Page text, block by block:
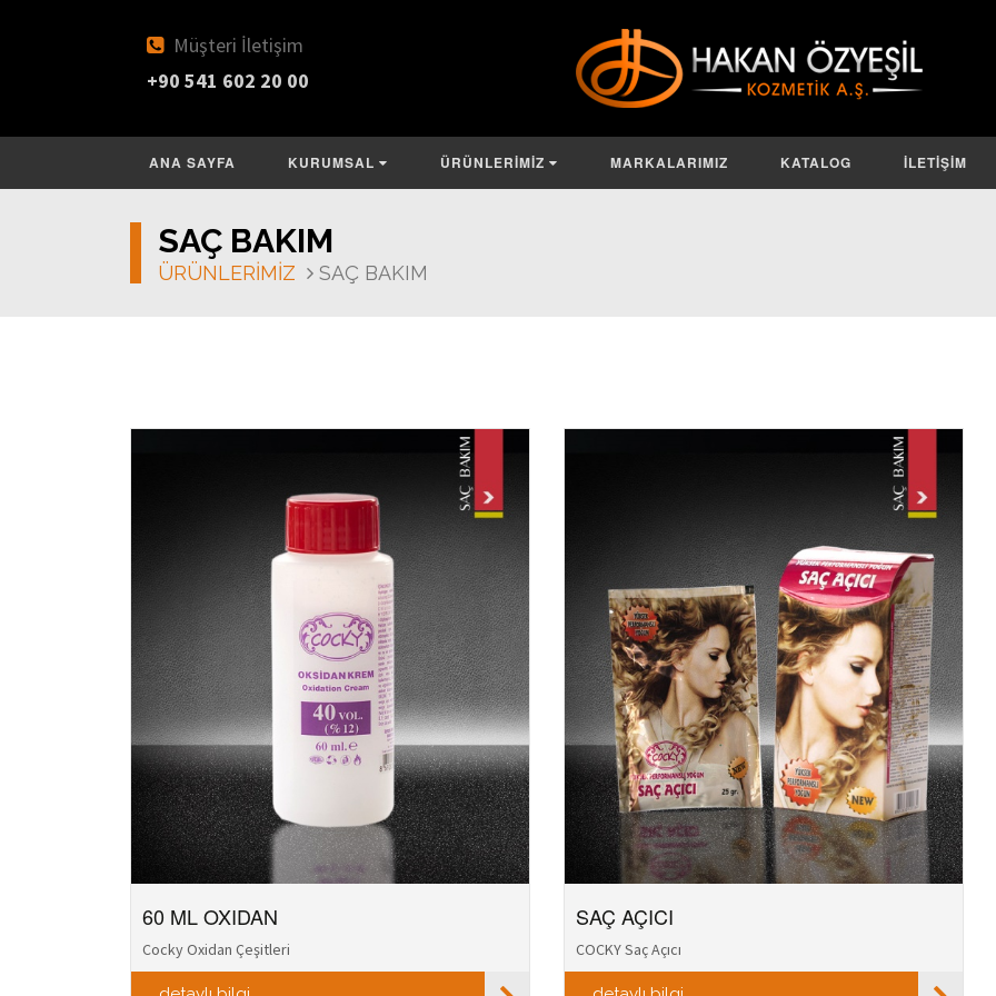
Müşteri İletişim
+90 541 602 20 00
ANA SAYFA KURUMSAL ÜRÜNLERİMİZ MARKALARIMIZ KATALOG İLETİŞİM
SAÇ BAKIM
ÜRÜNLERİMİZ SAÇ BAKIM
60 ML OXIDAN
Cocky Oxidan Çeşitleri
SAÇ AÇICI
COCKY Saç Açıcı